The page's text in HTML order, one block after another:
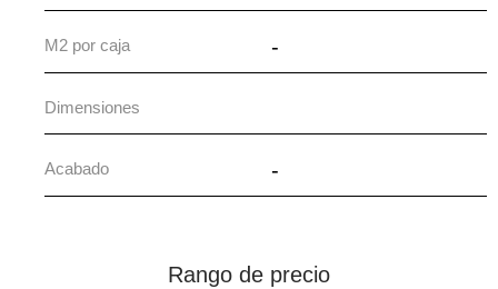
M2 por caja -
Dimensiones
Acabado -
Rango de precio